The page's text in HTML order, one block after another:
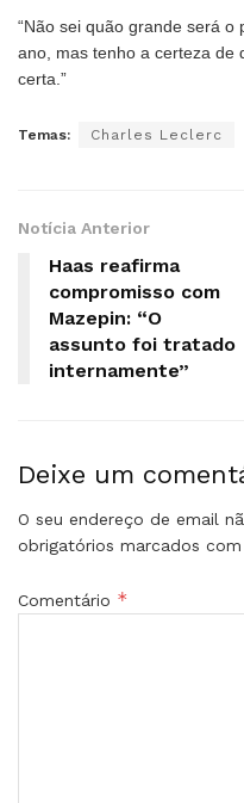
“Não sei quão grande será
ano, mas tenho a certeza de
certa.”
Temas: Charles Leclerc
Notícia Anterior
Haas reafirma
compromisso com
Mazepin: “O
assunto foi tratado
internamente”
Deixe um
O seu endereço de email
obrigatórios marcados com
Comentário *